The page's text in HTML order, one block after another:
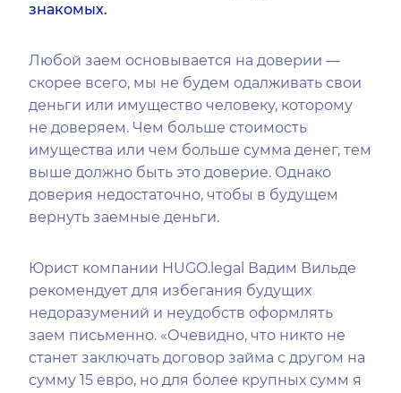
знакомых.
Любой заем основывается на доверии —
скорее всего, мы не будем одалживать свои
деньги или имущество человеку, которому
не доверяем. Чем больше стоимость
имущества или чем больше сумма денег, тем
выше должно быть это доверие. Однако
доверия недостаточно, чтобы в будущем
вернуть заемные деньги.
Юрист компании HUGO.legal Вадим Вильде
рекомендует для избегания будущих
недоразумений и неудобств оформлять
заем письменно. «Очевидно, что никто не
станет заключать договор займа с другом на
сумму 15 евро, но для более крупных сумм я